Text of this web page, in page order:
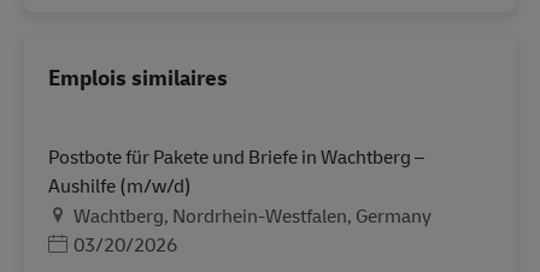
Emplois similaires
Postbote für Pakete und Briefe in Wachtberg –
Aushilfe (m/w/d)
LieuWachtberg, Nordrhein-Westfalen, Germany
Posted Date
03/20/2026